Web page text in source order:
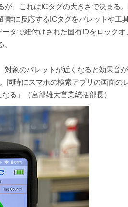
、これはICタグの大きさで決まる
離に反応するICタグをパレットや工
タで紐付けされた固有IDをロックオ
象のパレットが近くなると効果音
同時にスマホの検索アプリの画面の
る」（宮部雄大営業統括部長）